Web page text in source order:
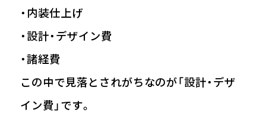
・内装仕上げ
・設計・デザイン費
・諸経費
この中で見落とされがちなのが「設計・デザ
イン費」です。